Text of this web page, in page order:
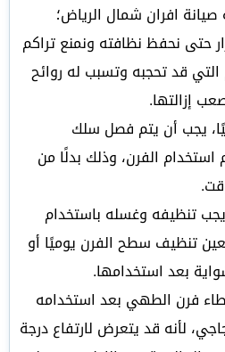
افران شمال الرياض؛
حتى نحفظ نظافته ونمنع تراكم
التي قد تحجبه وتسبب له روائح
إزالتها.
يجب أن يتم فصل سلك
الفرن، وذلك بدلًا من
تنظيفه وغسله باستخدام
تنظيف سطح الفرن يوميًا أو
بعد استخدامها.
فرن الطهي بعد استخدامه
لأنه قد يتعرض لارتفاع درجة